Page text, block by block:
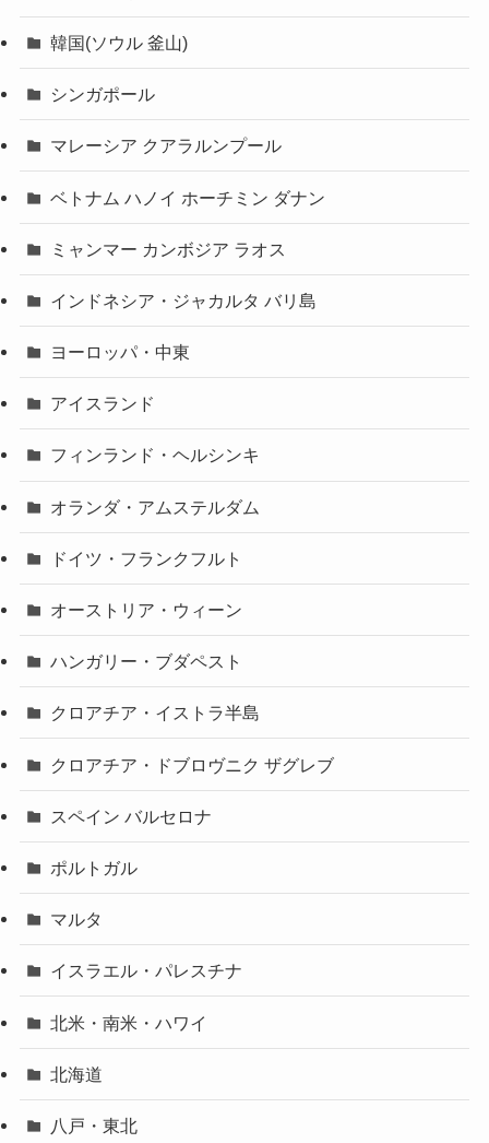
韓国(ソウル 釜山)
シンガポール
マレーシア クアラルンプール
ベトナム ハノイ ホーチミン ダナン
ミャンマー カンボジア ラオス
インドネシア・ジャカルタ バリ島
ヨーロッパ・中東
アイスランド
フィンランド・ヘルシンキ
オランダ・アムステルダム
ドイツ・フランクフルト
オーストリア・ウィーン
ハンガリー・ブダペスト
クロアチア・イストラ半島
クロアチア・ドブロヴニク ザグレブ
スペイン バルセロナ
ポルトガル
マルタ
イスラエル・パレスチナ
北米・南米・ハワイ
北海道
八戸・東北